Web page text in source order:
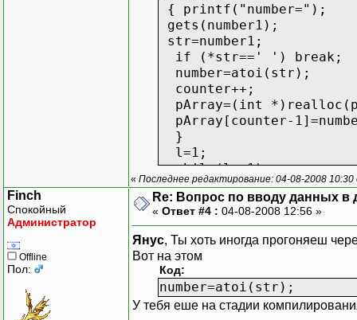
{ printf("number=");
gets(number1);
str=number1;
if (*str==' ') break;
number=atoi(str);
counter++;
pArray=(int
pArray[counter-
}
l=1;
while(l==1)
{
l=0;
for (k=0;k<counter-
{
{
t=pArray[k];
« Последнее редактирование: 04-08-2008
Finch
Спокойный
Администратор
Offline
Пол:
Re: Вопрос по вводу данных в
« Ответ #4 : 04-08-2008 12:56 »
Янус, Ты хоть иногда прогоняеш
Вот на этом
Код:
number=atoi(str);
У тебя еше на стадии